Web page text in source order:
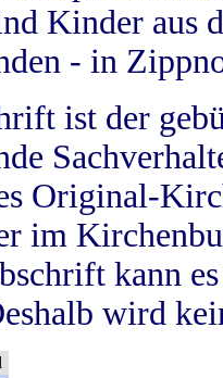
Kinder aus
- in
ist der
Original-
im
kann
wird